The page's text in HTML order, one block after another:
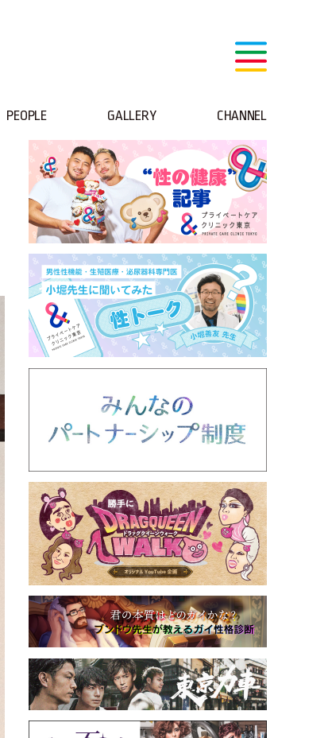
PEOPLE GALLERY CHANNEL